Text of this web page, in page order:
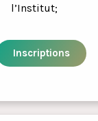
l’Institut;
Inscriptions